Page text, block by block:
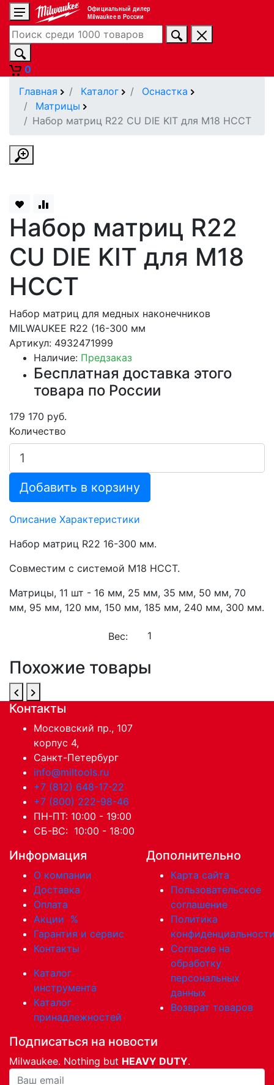
Официальный дилер
Milwaukee в России
0
Главная
Каталог
Оснастка
Матрицы
Набор матриц R22 CU DIE KIT для M18 HCCT
Набор матриц R22
CU DIE KIT для M18
HCCT
Набор матриц для медных наконечников
MILWAUKEE R22 (16-300 мм
Артикул: 4932471999
Наличие: Предзаказ
Бесплатная доставка этого
товара по России
179 170 руб.
Количество
Добавить в корзину
Описание Характеристики
Набор матриц R22 16-300 мм.
Совместим с системой M18 HCCT.
Матрицы, 11 шт - 16 мм, 25 мм, 35 мм, 50 мм, 70
мм, 95 мм, 120 мм, 150 мм, 185 мм, 240 мм, 300 мм.
Вес:
Похожие товары
Контакты
Московский пр., 107
корпус 4,
Санкт-Петербург
info@miltools.ru
+7 (812) 648-17-22
+7 (800) 222-98-46
ПН-ПТ: 10:00 - 19:00
СБ-ВС: 10:00 - 18:00
Информация
О компании
Доставка
Оплата
Акции %
Гарантия и сервис
Контакты
Каталог
инструмента
Каталог
принадлежностей
Дополнительно
Карта сайта
Пользовательское
соглашение
Политика
Согласие на
обработку
персональных
данных
Возврат товаров
Подписаться на новости
Milwaukee. Nothing but HEAVY DUTY.
Ваша почта